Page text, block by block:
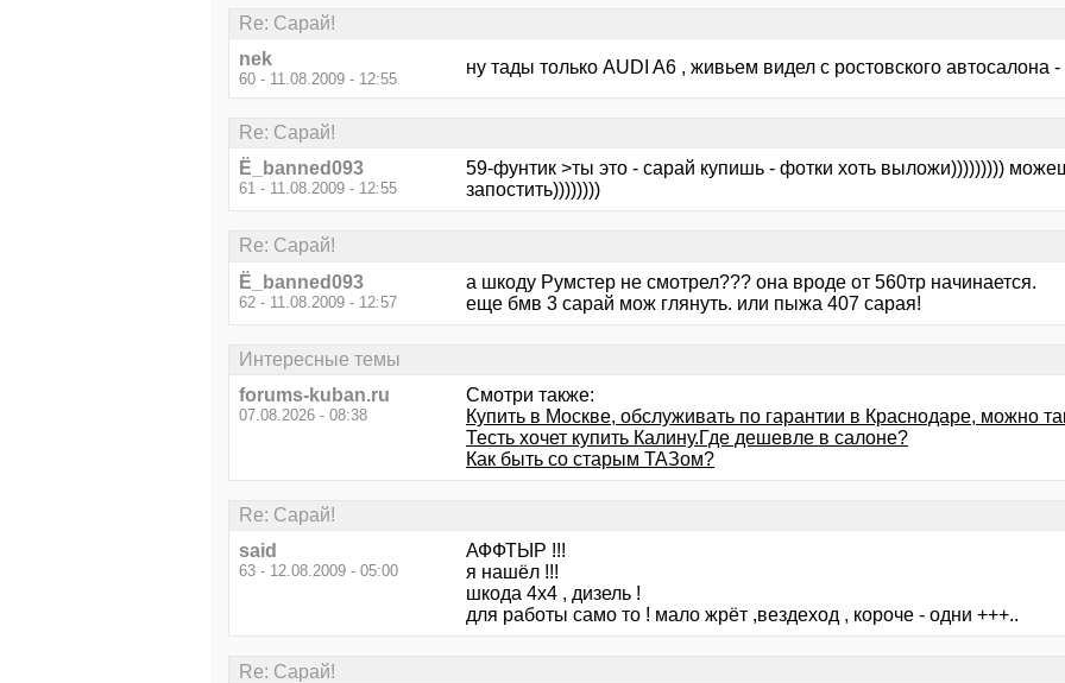
Re: Сарай!
nek
60 - 11.08.2009 - 12:55
ну тады только AUDI A6 , живьем видел с ростовского автосалона -
Re: Сарай!
Ё_banned093
61 - 11.08.2009 - 12:55
59-фунтик >ты это - сарай купишь - фотки хоть выложи)))))))))
запостить))))))))
Re: Сарай!
Ё_banned093
62 - 11.08.2009 - 12:57
а шкоду Румстер не смотрел??? она вроде от 560тр начинается.
еще бмв 3 сарай мож глянуть. или пыжа 407 сарая!
Интересные темы
forums-kuban.ru
07.08.2026 - 08:38
Смотри также:
Купить в Москве, обслуживать по гарантии в Краснодаре, можно
Тесть хочет купить Калину.Где дешевле в салоне?
Как быть со старым ТАЗом?
Re: Сарай!
said
63 - 12.08.2009 - 05:00
АФФТЫР !!!
я нашёл !!!
шкода 4х4 , дизель !
для работы само то ! мало жрёт ,вездеход , короче - одни +++..
Re: Сарай!